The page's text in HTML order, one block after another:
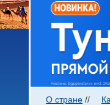
О стране //